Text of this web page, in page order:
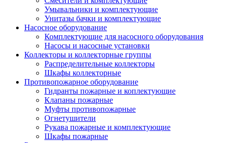
Умывальники и комплектующие
Унитазы бачки и комплектующие
Насосное оборудование
Комплектующие для насосного оборудования
Насосы и насосные установки
Коллекторы и коллекторные группы
Распределительные коллекторы
Шкафы коллекторные
Противопожарное оборудование
Гидранты пожарные и коплектующие
Клапаны пожарные
Муфты противопожарные
Огнетушители
Рукава пожарные и комплектующие
Шкафы пожарные